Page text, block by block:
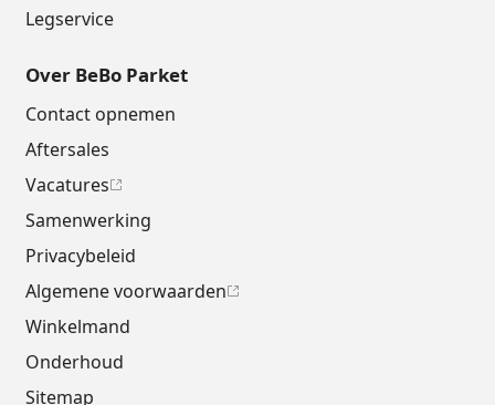
Legservice
Over BeBo Parket
Contact opnemen
Aftersales
Vacatures
Samenwerking
Privacybeleid
Algemene voorwaarden
Winkelmand
Onderhoud
Sitemap